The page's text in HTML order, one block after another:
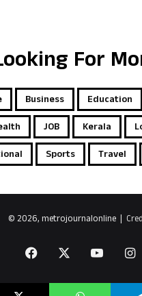
For
Business Education
JOB Kerala
Sports Travel
© 2026, metrojournalonline |
Facebook YouTube